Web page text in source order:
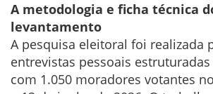
A metodologia e ficha técnica
levantamento
A pesquisa eleitoral foi realizada
entrevistas pessoais
com 1.050 moradores votantes